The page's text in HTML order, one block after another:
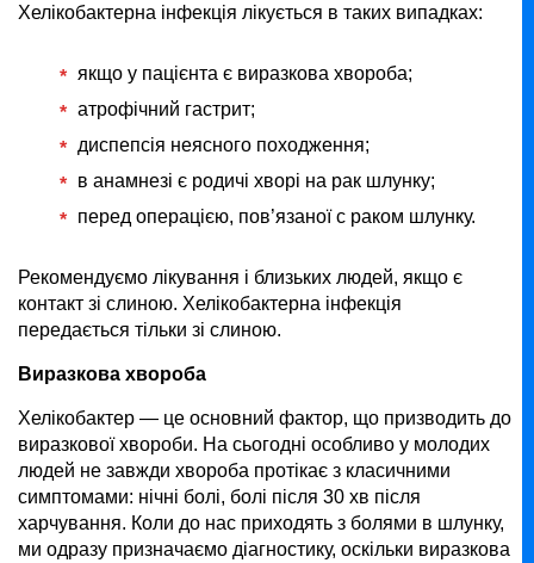
Хелікобактерна інфекція лікується в таких випадках:
якщо у пацієнта є виразкова хвороба;
атрофічний гастрит;
диспепсія неясного походження;
в анамнезі є родичі хворі на рак шлунку;
перед операцією, пов’язаної с раком шлунку.
Рекомендуємо лікування і близьких людей, якщо є
контакт зі слиною. Хелікобактерна інфекція
передається тільки зі слиною.
Виразкова хвороба
Хелікобактер — це основний фактор, що призводить до
виразкової хвороби. На сьогодні особливо у молодих
людей не завжди хвороба протікає з класичними
симптомами: нічні болі, болі після 30 хв після
харчування. Коли до нас приходять з болями в шлунку,
ми одразу призначаємо діагностику, оскільки виразкова